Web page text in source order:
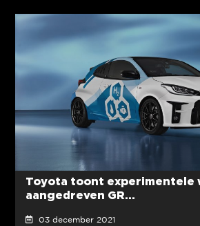
Toyota toont experimentele
aangedreven GR...
03 december 2021